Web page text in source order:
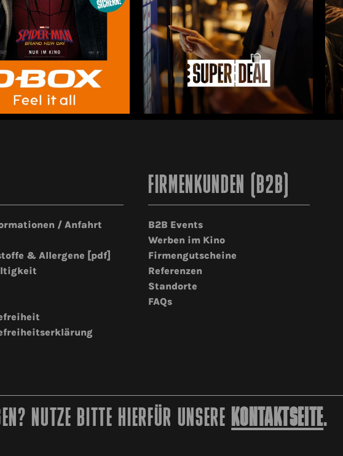
/ Anfahrt
& Allergene [pdf]
FIRMENKUNDEN (B2B)
B2B Events
Werben im Kino
Firmengutscheine
Referenzen
Standorte
FAQs
NUTZE BITTE HIERFÜR UNSERE KONTAKTSEITE.